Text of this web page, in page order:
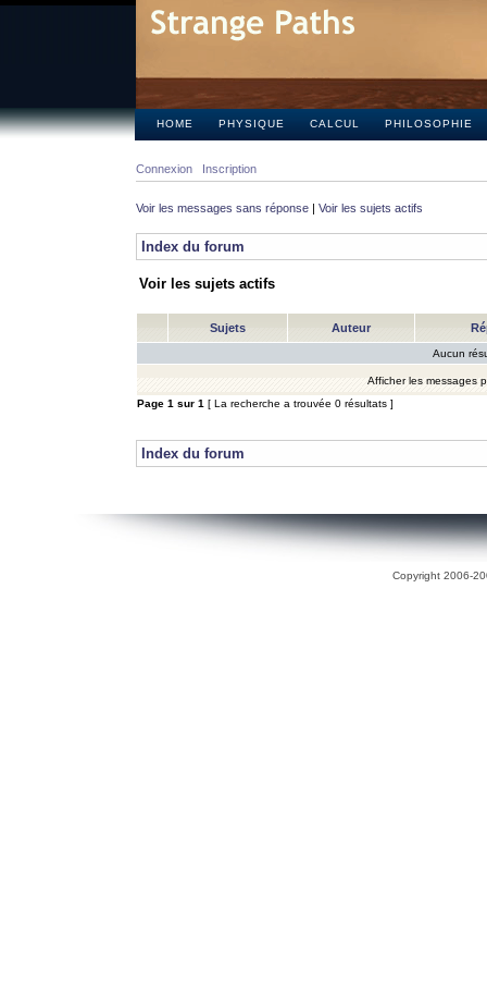
HOME PHYSIQUE CALCUL PHILOSOPHIE
Connexion Inscription
Voir les messages sans réponse | Voir les sujets actifs
Index du forum
Voir les sujets actifs
Sujets Auteur
Aucun
Afficher les messages
Page 1 sur 1 [ La recherche a trouvée 0 résultats ]
Index du forum
Copyright 2006-